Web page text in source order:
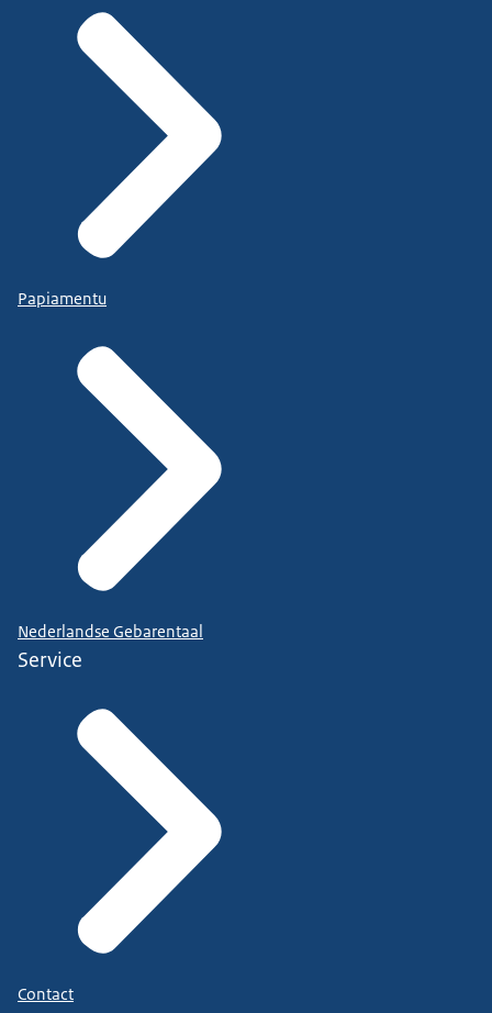
Papiamentu
Nederlandse Gebarentaal
Service
Contact